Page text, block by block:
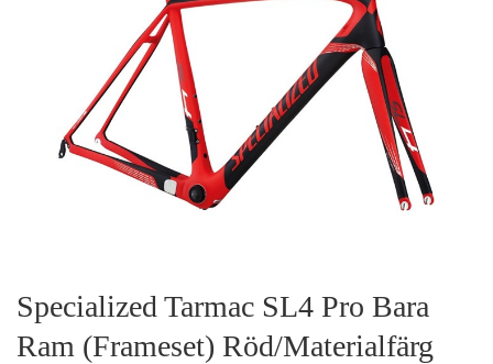
Specialized Tarmac SL4 Pro Bara
Ram (Frameset) Röd/Materialfärg